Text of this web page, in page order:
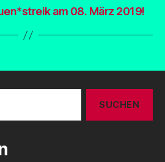
am 08. März 2019!